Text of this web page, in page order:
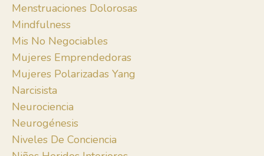
Menstruaciones Dolorosas
Mindfulness
Mis No Negociables
Mujeres Emprendedoras
Mujeres Polarizadas Yang
Narcisista
Neurociencia
Neurogénesis
Niveles De Conciencia